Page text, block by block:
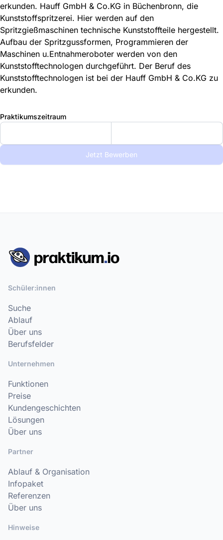
erkunden. Hauff GmbH & Co.KG in Büchenbronn, die
Kunststoffspritzerei. Hier werden auf den
Spritzgießmaschinen technische Kunststoffteile hergestellt.
Aufbau der Spritzgussformen, Programmieren der
Maschinen u.Entnahmeroboter werden von den
Kunststofftechnologen durchgeführt. Der Beruf des
Kunststofftechnologen ist bei der Hauff GmbH & Co.KG zu
erkunden.
Praktikumszeitraum
Jetzt Bewerben
Schüler:innen
Suche
Ablauf
Über uns
Berufsfelder
Unternehmen
Funktionen
Preise
Kundengeschichten
Lösungen
Über uns
Partner
Ablauf & Organisation
Infopaket
Referenzen
Über uns
Hinweise